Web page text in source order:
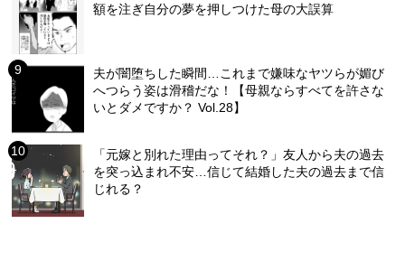
額を注ぎ自分の夢を押しつけた母の大誤算
夫が闇堕ちした瞬間…これまで嫌味なヤツらが媚び
へつらう姿は滑稽だな！【母親ならすべてを許さな
いとダメですか？ Vol.28】
「元嫁と別れた理由ってそれ？」友人から夫の過去
を突っ込まれ不安…信じて結婚した夫の過去まで信
じれる？